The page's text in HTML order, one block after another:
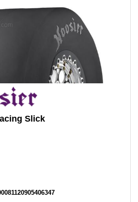
Slick